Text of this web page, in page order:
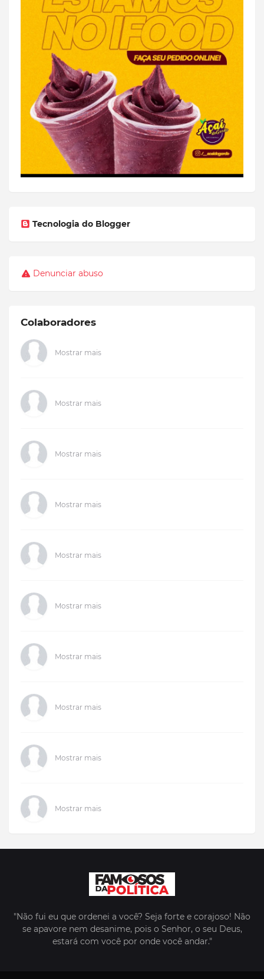
Tecnologia do Blogger
Denunciar abuso
Colaboradores
Mostrar mais
Mostrar mais
Mostrar mais
Mostrar mais
Mostrar mais
Mostrar mais
Mostrar mais
Mostrar mais
Mostrar mais
Mostrar mais
"Não fui eu que ordenei a você? Seja forte e corajoso! Não
se apavore nem desanime, pois o Senhor, o seu Deus,
estará com você por onde você andar."